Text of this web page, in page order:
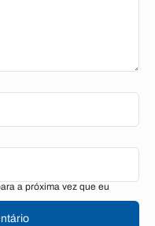
a próxima vez que eu